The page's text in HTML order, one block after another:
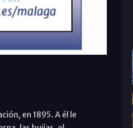
en 1895. A él le